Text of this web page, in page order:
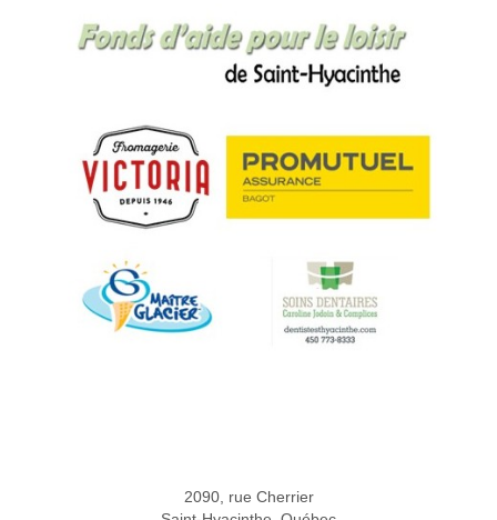
2090, rue Cherrier